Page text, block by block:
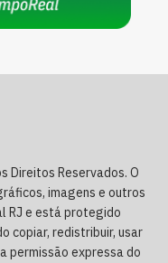
Direitos Reservados. O
imagens e outros
RJ e está protegido
copiar, redistribuir, usar
permissão expressa do